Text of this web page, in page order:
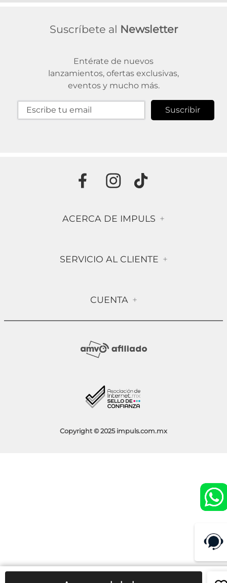
Suscríbete al Newsletter
Entérate de nuevos
lanzamientos, ofertas exclusivas,
eventos y mucho más.
Suscribir
ACERCA DE IMPULS +
Contáctanos
Compra Segura
Sucursales
SERVICIO AL CLIENTE +
Política de Devolución
Aviso de Privacidad
CUENTA +
Socios Impuls
Copyright © 2025 impuls.com.mx